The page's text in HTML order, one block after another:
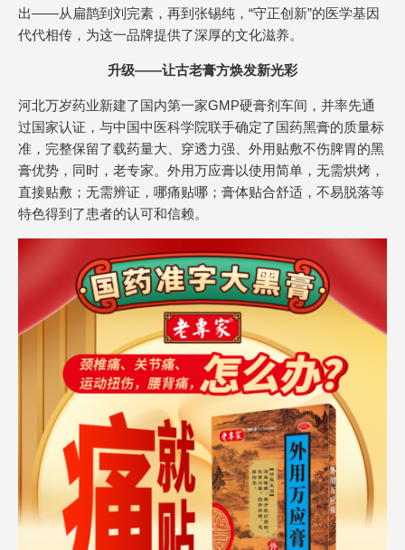
出——从扁鹊到刘完素，再到张锡纯，“守正创新”的医学基因
代代相传，为这一品牌提供了深厚的文化滋养。
升级——让古老膏方焕发新光彩
河北万岁药业新建了国内第一家GMP硬膏剂车间，并率先通
过国家认证，与中国中医科学院联手确定了国药黑膏的质量标
准，完整保留了载药量大、穿透力强、外用贴敷不伤脾胃的黑
膏优势，同时，老专家。外用万应膏以使用简单，无需烘烤，
直接贴敷；无需辨证，哪痛贴哪；膏体贴合舒适，不易脱落等
特色得到了患者的认可和信赖。